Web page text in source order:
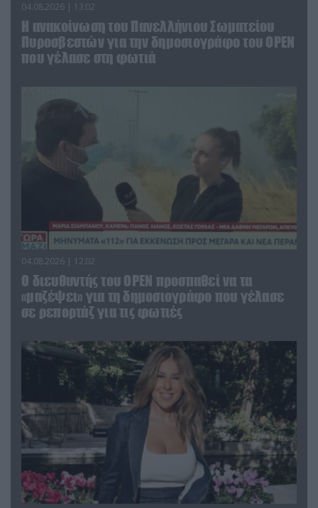
04.08.2026 | 13:02
Η ανακοίνωση του Πανελλήνιου Σωματείου
Πυροσβεστών για την δημοσιογράφο του OPEN
που γέλασε στη φωτιά
04.08.2026 | 12:02
O διευθυντής του OPEN προσπαθεί να τα
«μαζέψει» για τη δημοσιογράφο που γέλασε
σε ρεπορτάζ για τις φωτιές